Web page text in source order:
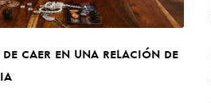
caer en una relación de